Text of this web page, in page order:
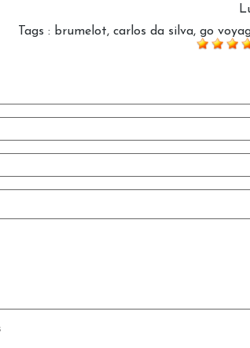
Tags : brumelot, carlos da silva, go